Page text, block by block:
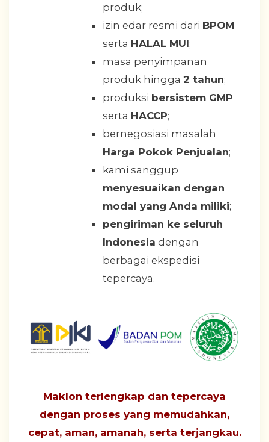
produk;
izin edar resmi dari BPOM
serta HALAL MUI;
masa penyimpanan
produk hingga 2 tahun;
produksi bersistem GMP
serta HACCP;
bernegosiasi masalah
Harga Pokok Penjualan;
kami sanggup
menyesuaikan dengan
modal yang Anda miliki;
pengiriman ke seluruh
Indonesia dengan
berbagai ekspedisi
tepercaya.
Maklon terlengkap dan tepercaya
dengan proses yang memudahkan,
cepat, aman, amanah, serta terjangkau.